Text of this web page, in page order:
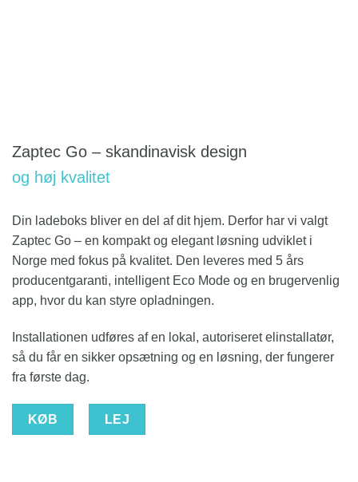
Zaptec Go – skandinavisk design
og høj kvalitet
Din ladeboks bliver en del af dit hjem. Derfor har vi valgt
Zaptec Go – en kompakt og elegant løsning udviklet i
Norge med fokus på kvalitet. Den leveres med 5 års
producentgaranti, intelligent Eco Mode og en brugervenlig
app, hvor du kan styre opladningen.
Installationen udføres af en lokal, autoriseret elinstallatør,
så du får en sikker opsætning og en løsning, der fungerer
fra første dag.
KØB LEJ